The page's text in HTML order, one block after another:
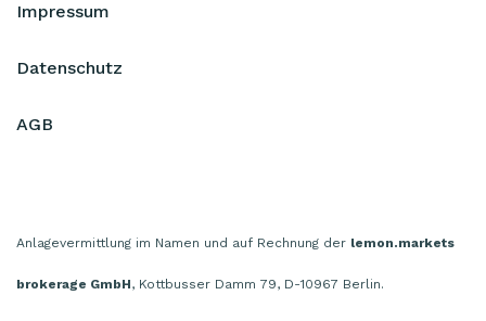
Impressum
Datenschutz
AGB
Anlagevermittlung im Namen und auf Rechnung der lemon.markets
brokerage GmbH, Kottbusser Damm 79, D-10967 Berlin.